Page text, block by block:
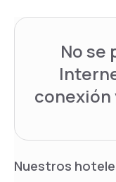
No se
conexión
Nuestros